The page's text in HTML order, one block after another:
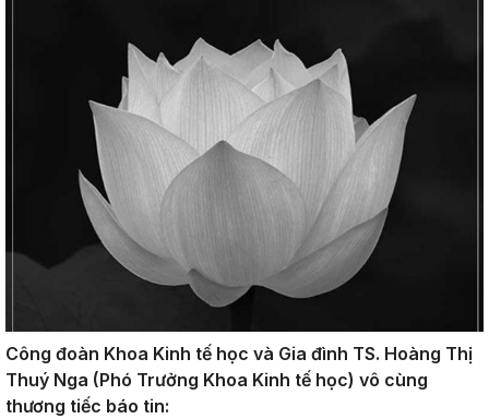
Công đoàn Khoa Kinh tế học và Gia đình TS. Hoàng Thị
Thuý Nga (Phó Trưởng Khoa Kinh tế học) vô cùng
thương tiếc báo tin: